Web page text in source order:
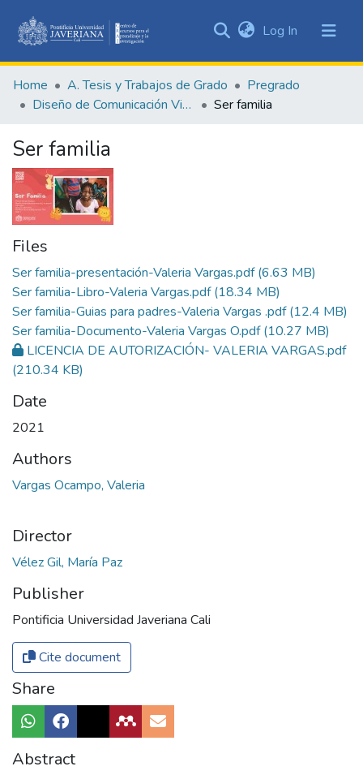
&
Collections
Log In (current)
Home A. Tesis y Trabajos de Grado
Pregrado
Diseño de Comunicación Visual
Ser familia
Ser familia
Files
Ser familia-presentación-Valeria Vargas.pdf(6.63 MB)
Ser familia-Libro-Valeria Vargas.pdf(18.34 MB)
Ser familia-Guias para padres-Valeria Vargas .pdf(12.4 MB)
Ser familia-Documento-Valeria Vargas O.pdf(10.27 MB)
LICENCIA DE AUTORIZACIÓN- VALERIA VARGAS.pdf
(210.34 KB)
Date
2021
Authors
Vargas Ocampo, Valeria
Director
Vélez Gil, María Paz
Publisher
Pontificia Universidad Javeriana Cali
Cite document
Share
Abstract